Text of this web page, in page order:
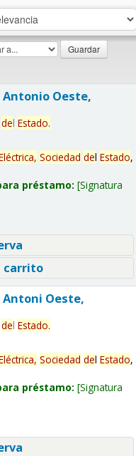
Oeste,
del Estado.
Sociedad del Estado,
préstamo: Signatura
carrito
Oeste,
del Estado.
Sociedad del Estado,
préstamo: Signatura